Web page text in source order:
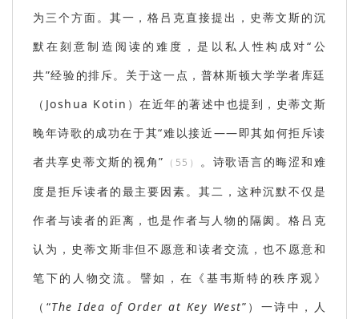
为三个方面。其一，格吕克直接提出，史蒂文斯的沉
默在刻意制造阅读的难度，是以私人性构成对“公
共”经验的排斥。关于这一点，普林斯顿大学学者库廷
（Joshua Kotin）在近年的著述中也提到，史蒂文斯
晚年诗歌的成功在于其“难以接近——即其如何拒斥读
者共享史蒂文斯的视角” （55）
。诗歌语言的晦涩和难
度是拒斥读者的最主要因素。其二，这种沉默不仅是
作者与读者的距离，也是作者与人物的隔阂。格吕克
认为，史蒂文斯非但不愿意和读者交流，也不愿意和
笔下的人物交流。譬如，在《基韦斯特的秩序观》
（“The Idea of Order at Key West”） 一诗中，人